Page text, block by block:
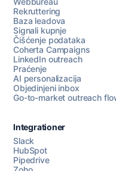
Razgovarajte s
Rekruttering
Baza leadova
Signali kupnje
Čišćenje podataka
Coherta Campaigns
LinkedIn outreach
Praćenje
AI personalizacija
Objedinjeni inbox
Go-to-market outreach
Integrationer
Slack
HubSpot
Pipedrive